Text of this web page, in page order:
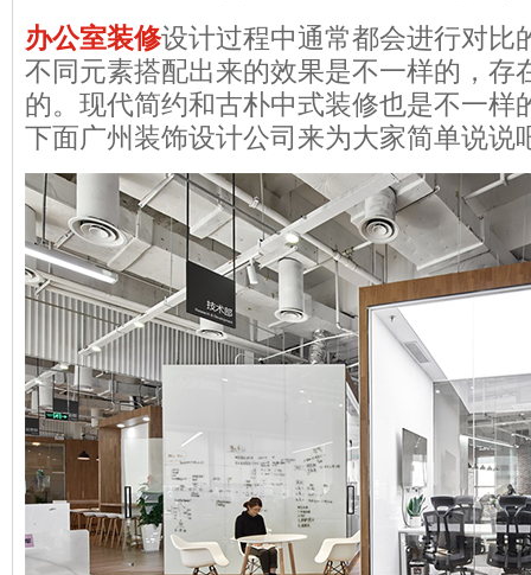
办公室装修设计过程中通常都会进行对比
不同元素搭配出来的效果是不一样的，存
的。现代简约和古朴中式装修也是不一样
下面广州装饰设计公司来为大家简单说说